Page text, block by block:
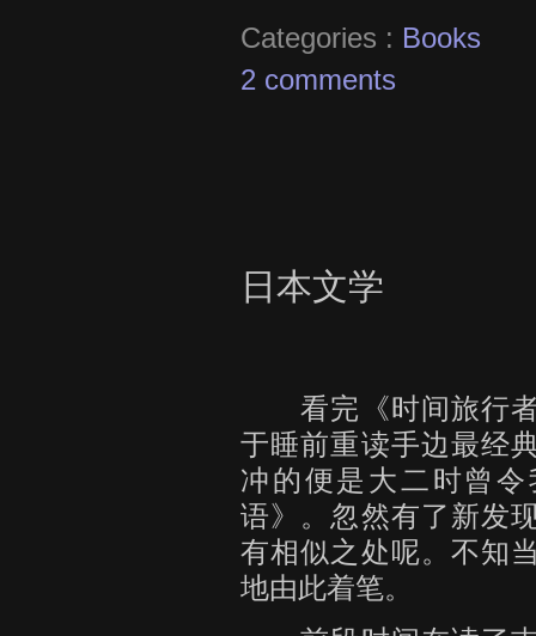
Categories : Books
2 comments
日本文学
看完《时间旅行者
于睡前重读手边最经
冲的便是大二时曾令
语》。忽然有了新发
有相似之处呢。不知
地由此着笔。